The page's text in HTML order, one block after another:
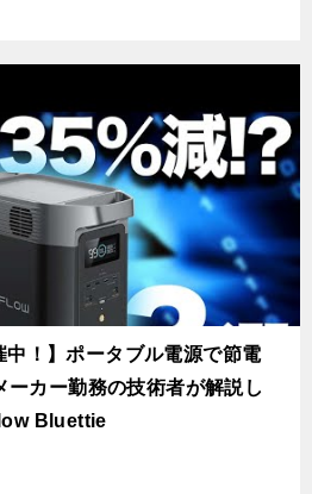
中！】ポータブル電源で節電
ーカー勤務の技術者が解説し
Bluettie